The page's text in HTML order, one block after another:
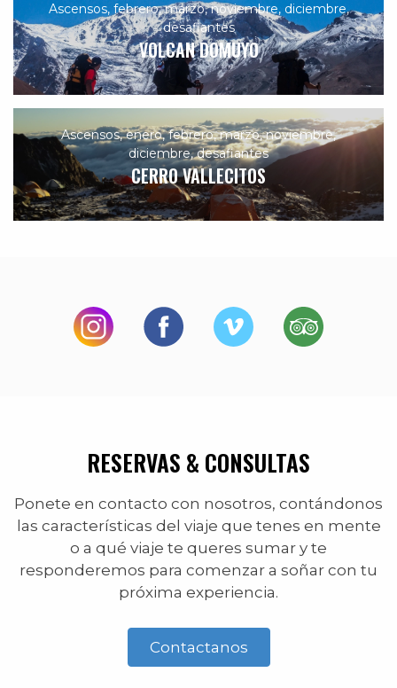
Ascensos,febrero,marzo,noviembre, diciembre,
desafiantes
VOLCAN DOMUYO
Ascensos,enero,febrero,marzo,noviembre,
diciembre,desafiantes
CERRO VALLECITOS
RESERVAS & CONSULTAS
Ponete en contacto con nosotros, contándonos
las características del viaje que tenes en mente
o a qué viaje te queres sumar y te
responderemos para comenzar a soñar con tu
próxima experiencia.
Contactanos